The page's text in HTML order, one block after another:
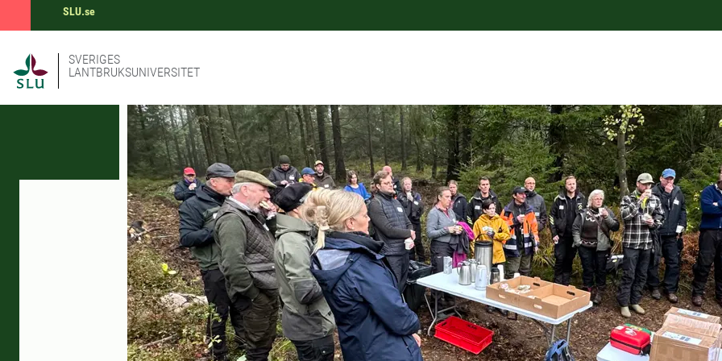
SLU.se
SVERIGES
LANTBRUKSUNIVERSITET